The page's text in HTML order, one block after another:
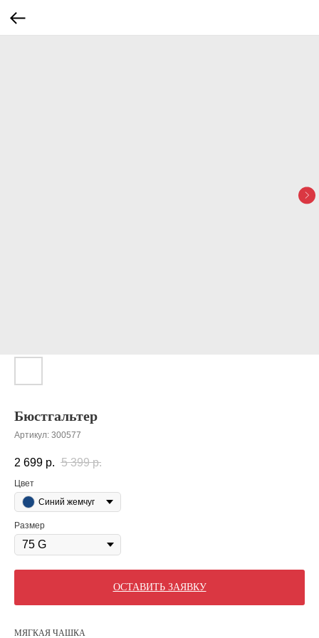
Бюстгальтер
Артикул: 300577
2 699 р. 5 399 р.
Цвет
Синий жемчуг
Размер
ОСТАВИТЬ ЗАЯВКУ
МЯГКАЯ ЧАШКА